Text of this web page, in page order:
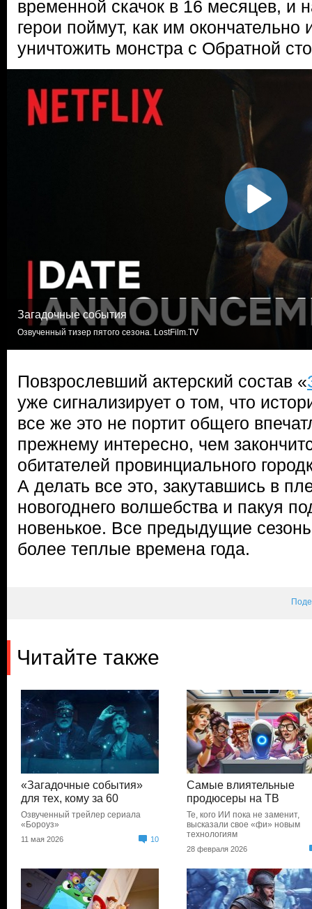
временной скачок в 16 месяцев, и
герои поймут, как им окончательно
уничтожить монстра с Обратной
Загадочные события
Озвученный тизер пятого сезона. LostFilm.TV
Повзрослевший актерский состав «
уже сигнализирует о том, что
все же это не портит общего
прежнему интересно, чем
обитателей провинциального
А делать все это, закутавшись в
новогоднего волшебства и пакуя
новенькое. Все предыдущие
более теплые времена года.
Читайте также
«Загадочные события»
для тех, кому за 60
Озвученный трейлер сериала
«Бороуз»
11 мая 2026 10
Самые влиятельные
продюсеры на ТВ
Те, кого ИИ пока не заменит,
высказали свое «фи» новым
технологиям
28 февраля 2026